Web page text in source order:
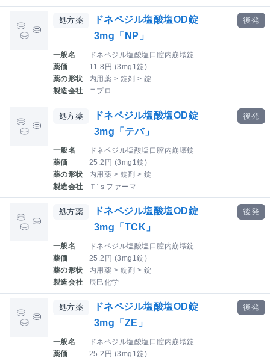
処方薬
ドネペジル塩酸塩OD錠
3mg「NP」
一般名
ドネペジル塩酸塩口腔内崩壊錠
薬価
11.8円 (3mg1錠)
薬の形状
内用薬 > 錠剤 > 錠
製造会社
ニプロ
後発
処方薬
ドネペジル塩酸塩OD錠
3mg「テバ」
一般名
ドネペジル塩酸塩口腔内崩壊錠
薬価
25.2円 (3mg1錠)
薬の形状
内用薬 > 錠剤 > 錠
製造会社
Ｔ’ｓファーマ
後発
処方薬
ドネペジル塩酸塩OD錠
3mg「TCK」
一般名
ドネペジル塩酸塩口腔内崩壊錠
薬価
25.2円 (3mg1錠)
薬の形状
内用薬 > 錠剤 > 錠
製造会社
辰巳化学
後発
処方薬
ドネペジル塩酸塩OD錠
3mg「ZE」
一般名
ドネペジル塩酸塩口腔内崩壊錠
薬価
25.2円 (3mg1錠)
後発